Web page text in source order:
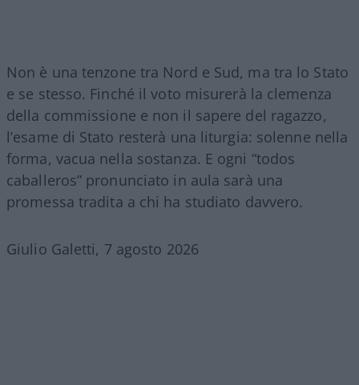
Non è una tenzone tra Nord e Sud, ma tra lo Stato
e se stesso. Finché il voto misurerà la clemenza
della commissione e non il sapere del ragazzo,
l’esame di Stato resterà una liturgia: solenne nella
forma, vacua nella sostanza. E ogni “todos
caballeros” pronunciato in aula sarà una
promessa tradita a chi ha studiato davvero.
Giulio Galetti, 7 agosto 2026